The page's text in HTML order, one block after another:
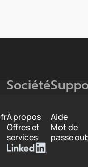
Société
À propos
Offres et
services
Aide
Mot de
passe